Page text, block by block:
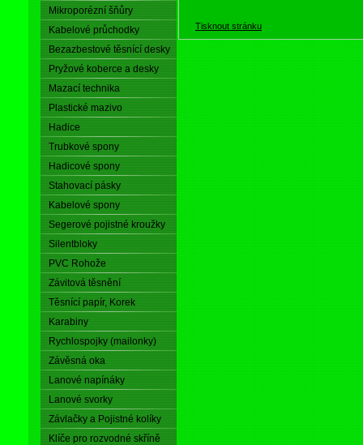
Mikroporézní šňůry
Kabelové průchodky
Bezazbestové těsnící desky
Pryžové koberce a desky
Mazací technika
Plastické mazivo
Hadice
Trubkové spony
Hadicové spony
Stahovací pásky
Kabelové spony
Segerové pojistné kroužky
Silentbloky
PVC Rohože
Závitová těsnění
Těsnící papír, Korek
Karabiny
Rychlospojky (mailonky)
Závěsná oka
Lanové napínáky
Lanové svorky
Závlačky a Pojistné kolíky
Klíče pro rozvodné skříně
Tisknout stránku